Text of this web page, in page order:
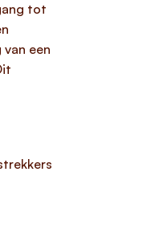
tot
een